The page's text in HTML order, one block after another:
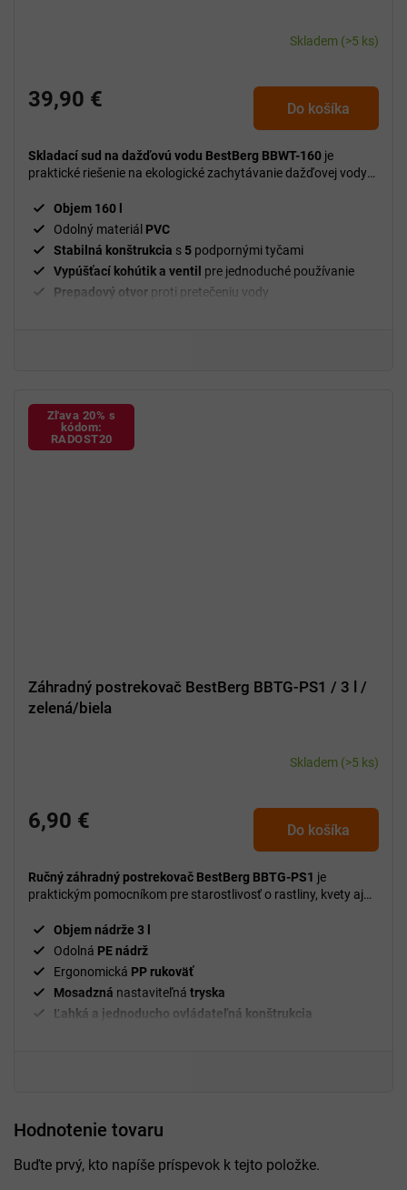
Skladem (>5 ks)
39,90 € Do košíka
Skladací sud na dažďovú vodu BestBerg BBWT-160 je
praktické riešenie na ekologické zachytávanie dažďovej vody
Objem 160 l
Odolný materiál PVC
Stabilná konštrukcia s 5 podpornými tyčami
Vypúšťací kohútik a ventil pre jednoduché používanie
Prepadový otvor proti pretečeniu vody
Zľava 20% s
kódom:
RADOST20
Záhradný postrekovač BestBerg BBTG-PS1 / 3 l /
zelená/biela
Skladem (>5 ks)
6,90 € Do košíka
Ručný záhradný postrekovač BestBerg BBTG-PS1 je
praktickým pomocníkom pre starostlivosť o rastliny, kvety aj
Objem nádrže 3 l
Odolná PE nádrž
Ergonomická PP rukoväť
Mosadzná nastaviteľná tryska
Ľahká a jednoducho ovládateľná konštrukcia
Hodnotenie tovaru
Buďte prvý, kto napíše príspevok k tejto položke.